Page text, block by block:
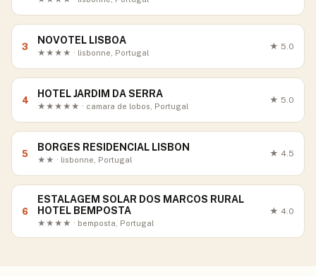
3
NOVOTEL LISBOA
★★★★ · lisbonne, Portugal
★ 5.0
4
HOTEL JARDIM DA SERRA
★★★★★ · camara de lobos, Portugal
★ 5.0
5
BORGES RESIDENCIAL LISBON
★★ · lisbonne, Portugal
★ 4.5
6
ESTALAGEM SOLAR DOS MARCOS RURAL
HOTEL BEMPOSTA
★★★★ · bemposta, Portugal
★ 4.0